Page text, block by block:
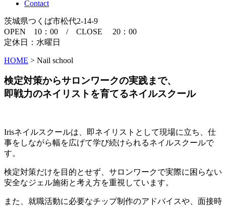
Contact
茨城県つくば市松代2-14-9
OPEN 10：00 / CLOSE 20：00
定休日：水曜日
HOME > Nail school
検定対策からサロンワークの実践まで、
即戦力のネイリストを育てるネイルスクール
Irisネイルスクールは、即ネイリストとして現場に立ち、仕
事をしながら幅を広げて学び続けられるネイルスクールで
す。
検定対策だけを目的とせず、サロンワークで実際に困らない
安全なジェル施術と考え方を重視しています。
また、就職活動に必要なチップ制作のアドバイスや、面接時